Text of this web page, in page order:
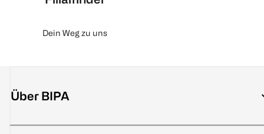
Dein Weg zu uns
Über BIPA